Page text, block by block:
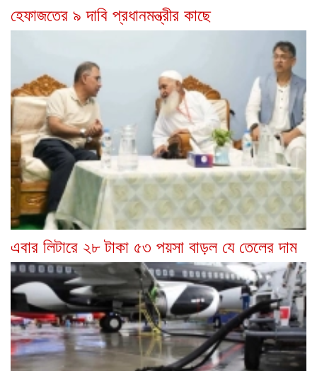
হেফাজতের ৯ দাবি প্রধানমন্ত্রীর কাছে
এবার লিটারে ২৮ টাকা ৫৩ পয়সা বাড়ল যে তেলের দাম